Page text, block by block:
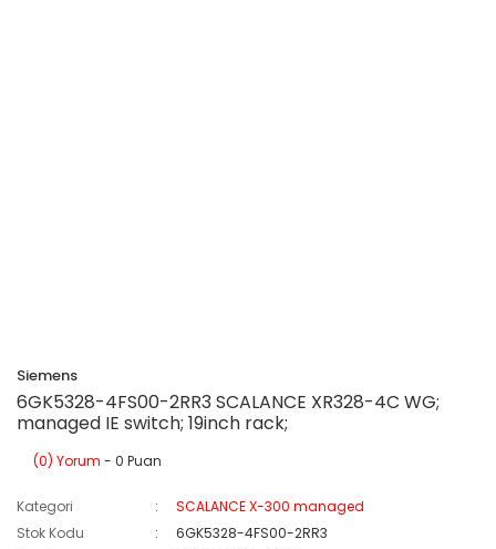
Siemens
6GK5328-4FS00-2RR3 SCALANCE XR328-4C WG;
managed IE switch; 19inch rack;
(0) Yorum - 0 Puan
Kategori
SCALANCE X-300 managed
Stok Kodu
6GK5328-4FS00-2RR3